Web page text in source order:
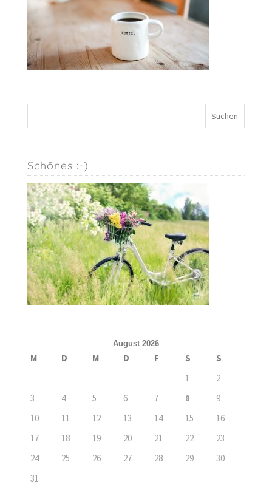
Schönes :-)
August 2026
M D M D F S
S
1
2
3
4 5 6 7 8
9
10
11 12 13 14 15
16
17
18 19 20 21 22
23
24
25 26 27 28 29
30
31